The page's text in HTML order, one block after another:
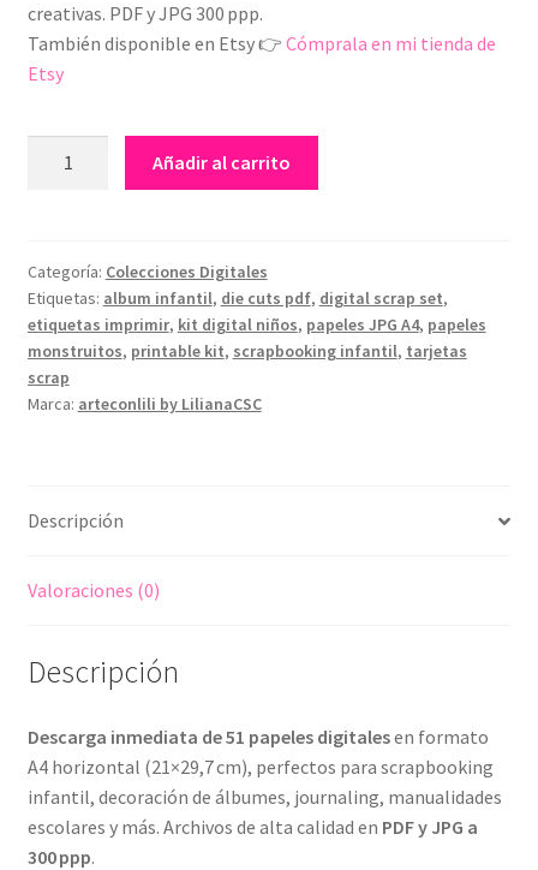
creativas. PDF y JPG 300 ppp.
También disponible en Etsy 👉 Cómprala en mi tienda de
Etsy
51
Papeles
A4
Imprimibles
para
Scrapbooking
cantidad
Añadir al carrito
Categoría: Colecciones Digitales
Etiquetas: album infantil, die cuts pdf, digital scrap set,
etiquetas imprimir, kit digital niños, papeles JPG A4, papeles
monstruitos, printable kit, scrapbooking infantil, tarjetas
scrap
Marca: arteconlili by LilianaCSC
Descripción
Valoraciones (0)
Descripción
Descarga inmediata de 51 papeles digitalesen formato
A4 horizontal (21×29,7 cm), perfectos para scrapbooking
infantil, decoración de álbumes, journaling, manualidades
escolares y más. Archivos de alta calidad en PDF y JPG a
300 ppp.